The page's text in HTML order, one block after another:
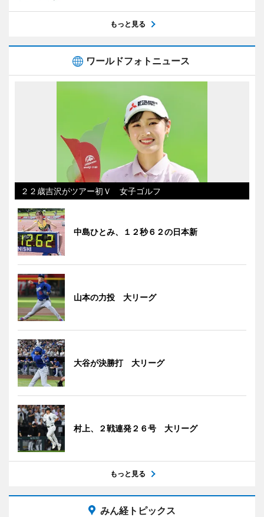
もっと見る
ワールドフォトニュース
２２歳吉沢がツアー初Ｖ 女子ゴルフ
中島ひとみ、１２秒６２の日本新
山本の力投 大リーグ
大谷が決勝打 大リーグ
村上、２戦連発２６号 大リーグ
もっと見る
みん経トピックス